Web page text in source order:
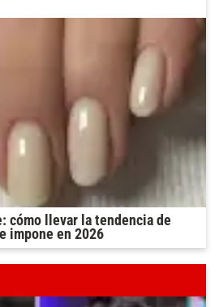
cómo llevar la tendencia de
impone en 2026